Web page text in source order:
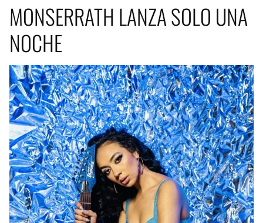
MONSERRATH LANZA SOLO UNA
NOCHE